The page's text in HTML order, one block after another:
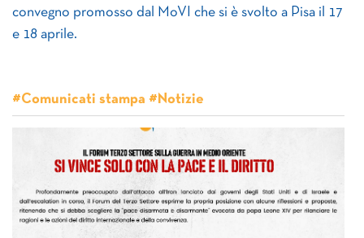
convegno promosso dal MoVI che si è svolto a Pisa il 17
e 18 aprile.
#Comunicati stampa #Notizie